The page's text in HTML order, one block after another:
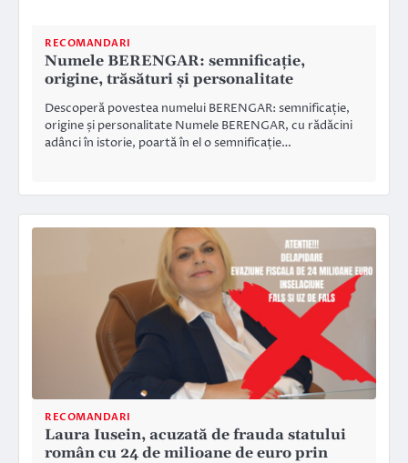
RECOMANDARI
Numele BERENGAR: semnificație,
origine, trăsături și personalitate
Descoperă povestea numelui BERENGAR: semnificație,
origine și personalitate Numele BERENGAR, cu rădăcini
adânci în istorie, poartă în el o semnificație…
RECOMANDARI
Laura Iusein, acuzată de frauda statului
român cu 24 de milioane de euro prin